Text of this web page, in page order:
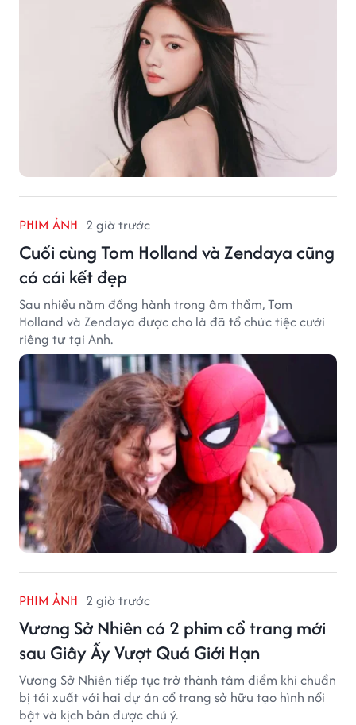
PHIM ẢNH 2 giờ trước
Cuối cùng Tom Holland và Zendaya cũng
có cái kết đẹp
Sau nhiều năm đồng hành trong âm thầm, Tom
Holland và Zendaya được cho là đã tổ chức tiệc cưới
riêng tư tại Anh.
PHIM ẢNH 2 giờ trước
Vương Sở Nhiên có 2 phim cổ trang mới
sau Giây Ấy Vượt Quá Giới Hạn
Vương Sở Nhiên tiếp tục trở thành tâm điểm khi chuẩn
bị tái xuất với hai dự án cổ trang sở hữu tạo hình nổi
bật và kịch bản được chú ý.